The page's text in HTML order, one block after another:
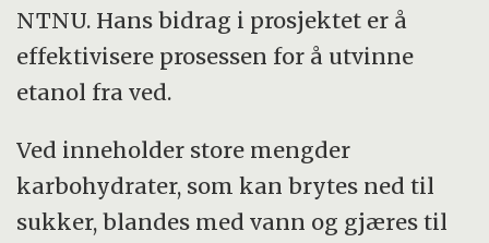
NTNU. Hans bidrag i prosjektet er å
effektivisere prosessen for å utvinne
etanol fra ved.
Ved inneholder store mengder
karbohydrater, som kan brytes ned til
sukker, blandes med vann og gjæres til